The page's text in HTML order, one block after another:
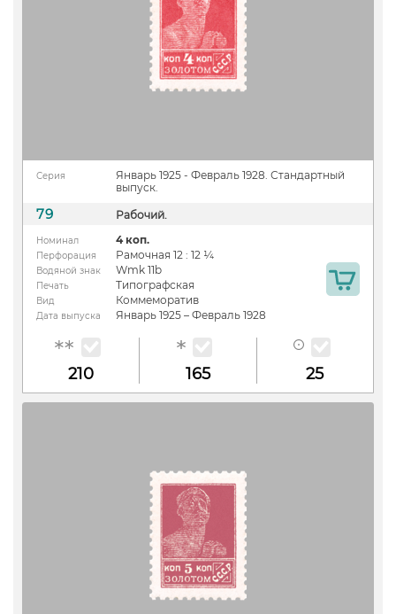
Серия
Январь 1925 - Февраль 1928. Стандартный
выпуск.
79 Рабочий.
Номинал 4 коп.
Перфорация Рамочная 12 : 12 ¼
Водяной знак Wmk 11b
Печать Типографская
Вид Коммеморатив
Дата выпуска Январь 1925 – Февраль 1928
210 165 25